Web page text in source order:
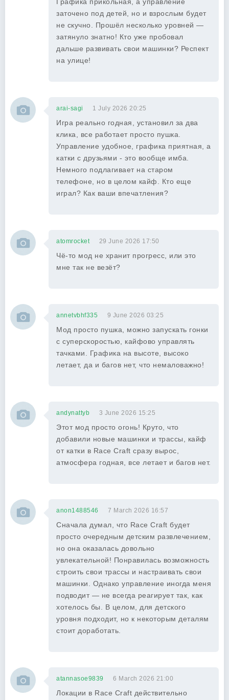
заточено под детей, но и взрослым будет
не скучно. Прошёл несколько уровней —
затянуло знатно! Кто уже пробовал
дальше развивать свои машинки? Респект
на улице!
arai-sagi 1 July 2026 20:25
Игра реально годная, установил за два
клика, все работает просто пушка.
Управление удобное, графика приятная, а
катки с друзьями - это вообще имба.
Немного подлагивает на старом
телефоне, но в целом кайф. Кто еще
играл? Как ваши впечатления?
atomrocket 29 June 2026 17:50
Чё-то мод не хранит прогресс, или это
мне так не везёт?
annetvbhf335 9 June 2026 03:25
Мод просто пушка, можно запускать гонки
с суперскоростью, кайфово управлять
тачками. Графика на высоте, высоко
летает, да и багов нет, что немаловажно!
andynattyb 3 June 2026 15:25
Этот мод просто огонь! Круто, что
добавили новые машинки и трассы, кайф
от катки в Race Craft сразу вырос,
атмосфера годная, все летает и багов нет.
anon1488546 7 March 2026 16:57
Сначала думал, что Race Craft будет
просто очередным детским развлечением,
но она оказалась довольно
увлекательной! Понравилась возможность
строить свои трассы и настраивать свои
машинки. Однако управление иногда меня
подводит — не всегда реагирует так, как
хотелось бы. В целом, для детского
уровня подходит, но к некоторым деталям
стоит доработать.
atannasoe9839 6 March 2026 21:00
Локации в Race Craft действительно